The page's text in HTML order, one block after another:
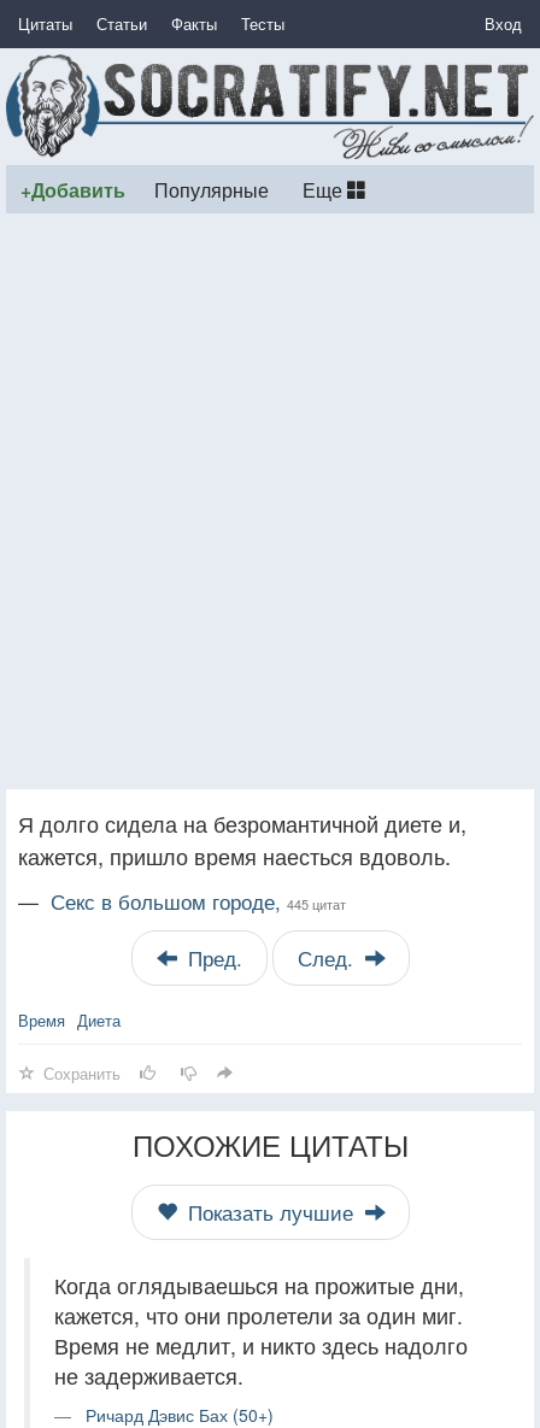
Цитаты Статьи Факты Тесты Вход
+Добавить Популярные Еще
Я долго сидела на безромантичной диете и,
кажется, пришло время наесться вдоволь.
— Секс в большом городе, 445 цитат
Пред. След.
Время Диета
Сохранить
ПОХОЖИЕ ЦИТАТЫ
Показать лучшие
Когда оглядываешься на прожитые дни,
кажется, что они пролетели за один миг.
Время не медлит, и никто здесь надолго
не задерживается.
Ричард Дэвис Бах (50+)